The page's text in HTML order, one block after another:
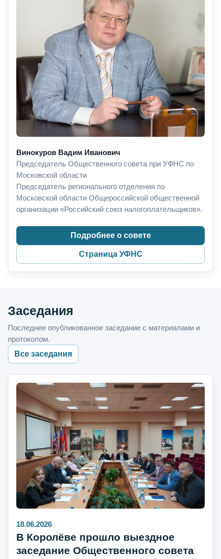
Винокуров Вадим Иванович
Председатель Общественного совета при УФНС по
Московской области
Председатель регионального отделения по
Московской области Общероссийской общественной
организации «Российский союз налогоплательщиков».
Подробнее о совете
Страница УФНС
Заседания
Последнее опубликованное заседание с материалами и
протоколом.
Все заседания
18.06.2026
В Королёве прошло выездное
заседание Общественного совета